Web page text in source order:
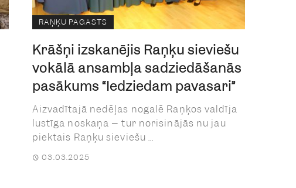
RAŅĶU PAGASTS
Krāšņi izskanējis Raņķu sieviešu
vokālā ansambļa sadziedāšanās
pasākums “Iedziedam pavasari”
Aizvadītajā nedēļas nogalē Raņķos valdīja
lustīga noskaņa – tur norisinājās nu jau
piektais Raņķu sieviešu ...
03.03.2025